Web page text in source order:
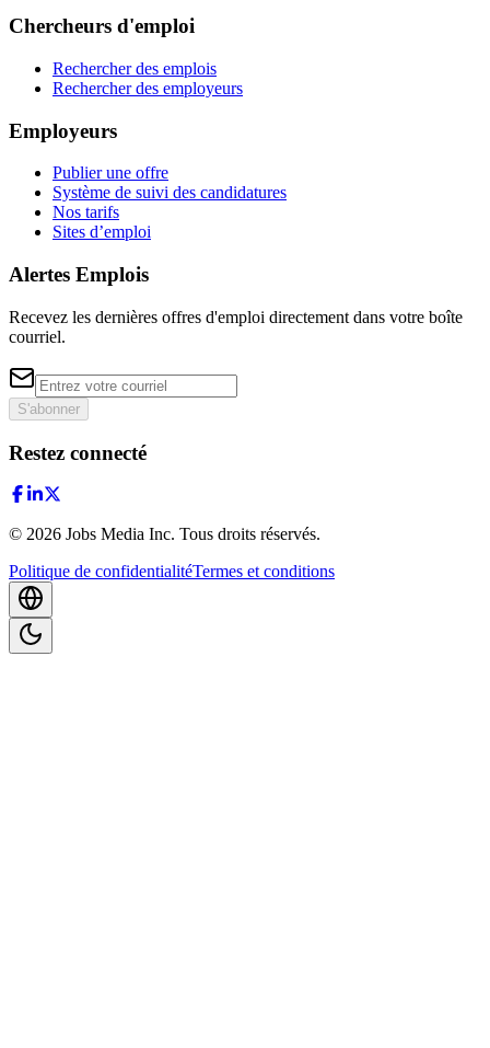
Chercheurs d'emploi
Rechercher des emplois
Rechercher des employeurs
Employeurs
Publier une offre
Système de suivi des candidatures
Nos tarifs
Sites d’emploi
Alertes Emplois
Recevez les dernières offres d'emploi directement dans votre boîte
courriel.
S'abonner
Restez connecté
© 2026 Jobs Media Inc. Tous droits réservés.
Politique de confidentialitéTermes et conditions